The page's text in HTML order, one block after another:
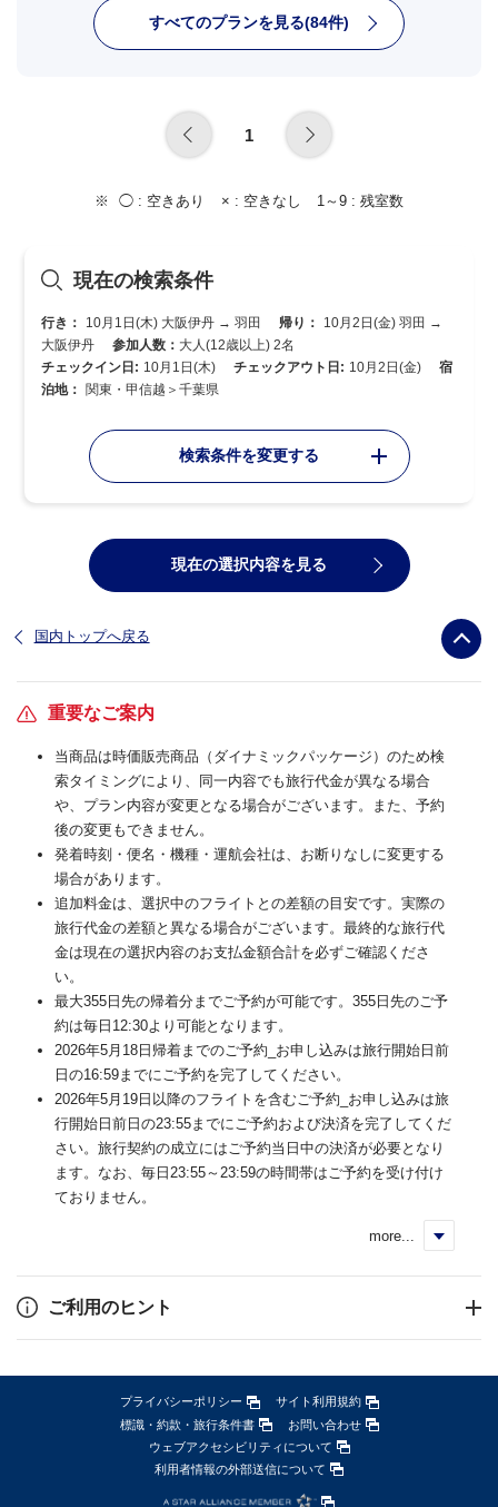
すべてのプランを見る(84件)
1
◯ : 空きあり × : 空きなし 1～9 : 残室数
現在の検索条件
行き： 10月1日(木) 大阪伊丹 → 羽田 帰り：
10月2日(金) 羽田 →
大阪伊丹
参加人数： 大人(12歳以上) 2名
チェックイン日: 10月1日(木) チェックアウト日: 10月2日(金)
宿
泊地：
関東・甲信越＞千葉県
検索条件を変更する
現在の選択内容を見る
国内トップへ戻る
重要なご案内
当商品は時価販売商品（ダイナミックパッケージ）のため検
索タイミングにより、同一内容でも旅行代金が異なる場合
や、プラン内容が変更となる場合がございます。また、予約
後の変更もできません。
発着時刻・便名・機種・運航会社は、お断りなしに変更する
場合があります。
追加料金は、選択中のフライトとの差額の目安です。実際の
旅行代金の差額と異なる場合がございます。最終的な旅行代
金は現在の選択内容のお支払金額合計を必ずご確認くださ
い。
最大355日先の帰着分までご予約が可能です。355日先のご予
約は毎日12:30より可能となります。
2026年5月18日帰着までのご予約_お申し込みは旅行開始日前
日の16:59までにご予約を完了してください。
2026年5月19日以降のフライトを含むご予約_お申し込みは旅
行開始日前日の23:55までにご予約および決済を完了してくだ
さい。旅行契約の成立にはご予約当日中の決済が必要となり
ます。なお、毎日23:55～23:59の時間帯はご予約を受け付け
ておりません。
more...
ご利用のヒント
プライバシーポリシー
サイト利用規約
標識・約款・旅行条件書
お問い合わせ
ウェブアクセシビリティについて
利用者情報の外部送信について